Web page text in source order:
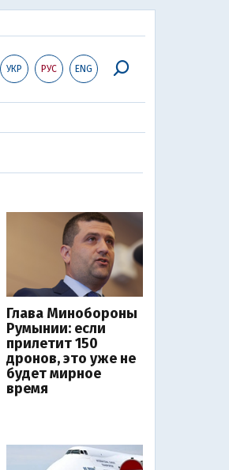
УКР РУС ENG
Глава Минобороны
Румынии: если
прилетит 150
дронов, это уже не
будет мирное
время